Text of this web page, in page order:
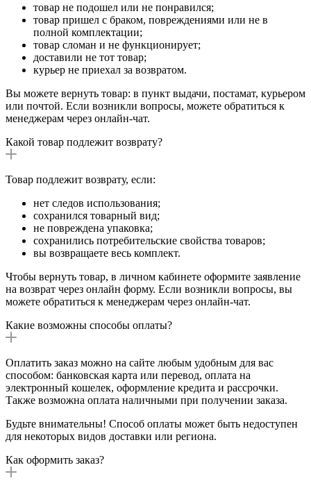
товар не подошел или не понравился;
товар пришел с браком, повреждениями или не в
полной комплектации;
товар сломан и не функционирует;
доставили не тот товар;
курьер не приехал за возвратом.
Вы можете вернуть товар: в пункт выдачи, постамат, курьером
или почтой. Если возникли вопросы, можете обратиться к
менеджерам через онлайн-чат.
Какой товар подлежит возврату?
Товар подлежит возврату, если:
нет следов использования;
сохранился товарный вид;
не повреждена упаковка;
сохранились потребительские свойства товаров;
вы возвращаете весь комплект.
Чтобы вернуть товар, в личном кабинете оформите заявление
на возврат через онлайн форму. Если возникли вопросы, вы
можете обратиться к менеджерам через онлайн-чат.
Какие возможны способы оплаты?
Оплатить заказ можно на сайте любым удобным для вас
способом: банковская карта или перевод, оплата на
электронный кошелек, оформление кредита и рассрочки.
Также возможна оплата наличными при получении заказа.
Будьте внимательны! Способ оплаты может быть недоступен
для некоторых видов доставки или региона.
Как оформить заказ?